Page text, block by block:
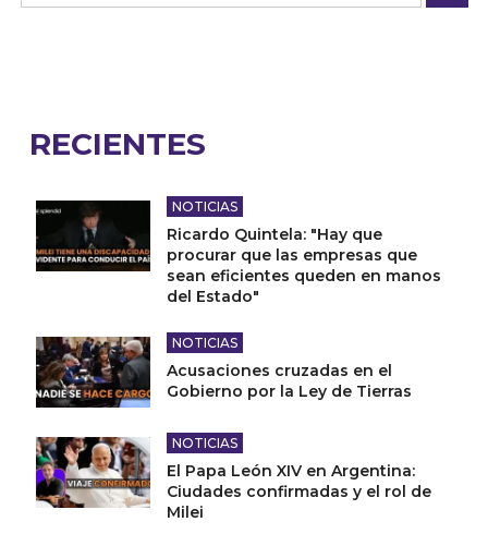
RECIENTES
NOTICIAS
Ricardo Quintela: "Hay que
procurar que las empresas que
sean eficientes queden en manos
del Estado"
NOTICIAS
Acusaciones cruzadas en el
Gobierno por la Ley de Tierras
NOTICIAS
El Papa León XIV en Argentina:
Ciudades confirmadas y el rol de
Milei